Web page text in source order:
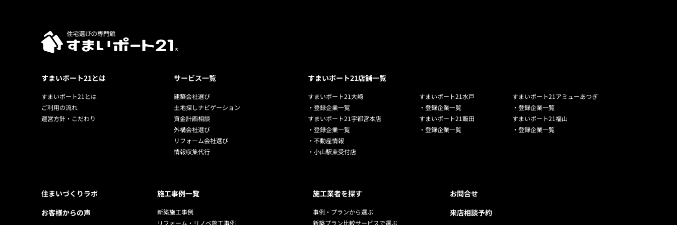
すまいポート21とは
すまいポート21とは
ご利用の流れ
運営方針・こだわり
サービス一覧
建築会社選び
土地探しナビゲーション
資金計画相談
外構会社選び
リフォーム会社選び
情報収集代行
すまいポート21店舗一覧
すまいポート21大崎
・登録企業一覧
すまいポート21宇都宮本店
・登録企業一覧
・不動産情報
・小山駅東受付店
すまいポート21水戸
・登録企業一覧
すまいポート21飯田
・登録企業一覧
すまいポート21アミューあつぎ
・登録企業一覧
すまいポート21福山
・登録企業一覧
住まいづくりラボ
お客様からの声
施工事例一覧
新築施工事例
リフォーム・リノベ施工事例
施工業者を探す
事例・プランから選ぶ
新築プラン比較サービスで選ぶ
お問合せ
来店相談予約